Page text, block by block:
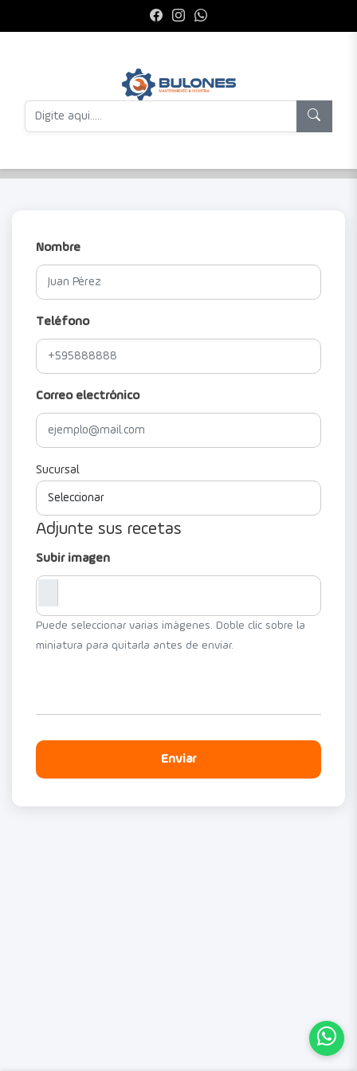
Nombre
Teléfono
Correo electrónico
Sucursal
Adjunte sus recetas
Subir imagen
Puede seleccionar varias imágenes. Doble clic sobre la
miniatura para quitarla antes de enviar.
Enviar